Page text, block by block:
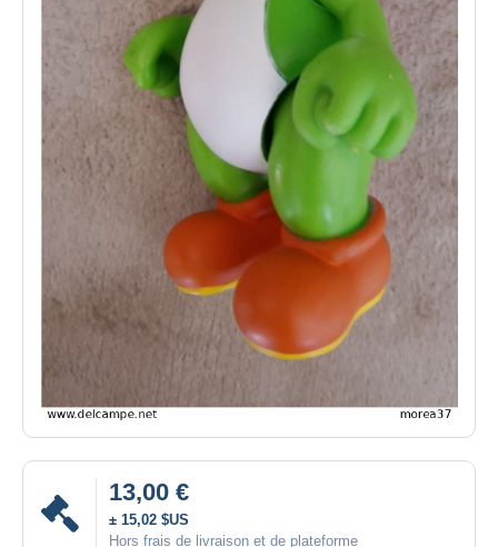
13,00 €
± 15,02 $US
Hors frais de livraison et de plateforme